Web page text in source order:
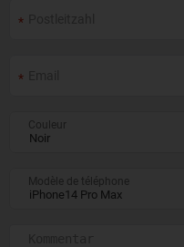
Couleur
Modèle de téléphone